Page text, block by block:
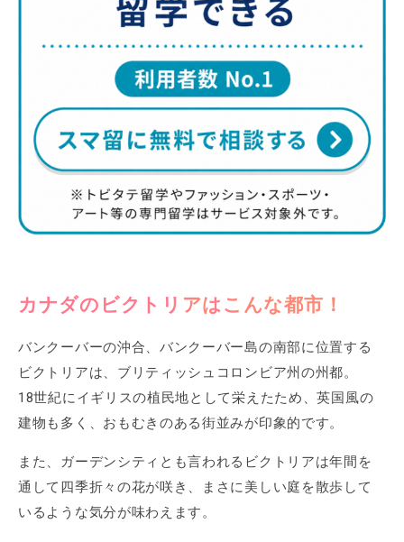
カナダのビクトリアはこんな都市！
バンクーバーの沖合、バンクーバー島の南部に位置する
ビクトリアは、ブリティッシュコロンビア州の州都。
18世紀にイギリスの植民地として栄えたため、英国風の
建物も多く、おもむきのある街並みが印象的です。
また、ガーデンシティとも言われるビクトリアは年間を
通して四季折々の花が咲き、まさに美しい庭を散歩して
いるような気分が味わえます。